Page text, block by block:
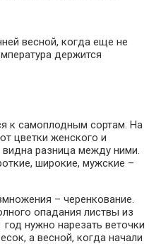
весной, когда еще не
держится
к самоплодным сортам. На
цветки женского и
разница между ними.
широкие, мужские –
– черенкование.
опадания листвы из
нужно нарезать веточки
а весной, когда начали